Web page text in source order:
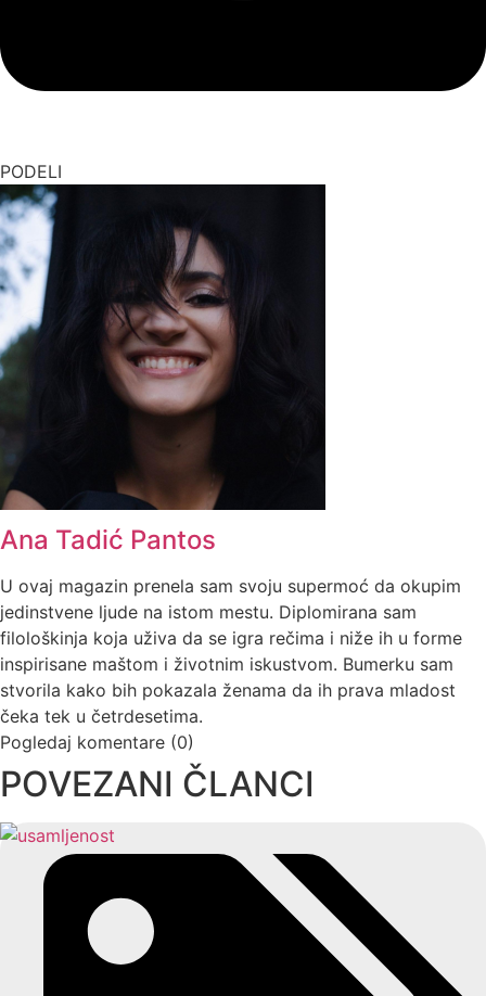
PODELI
Ana Tadić Pantos
U ovaj magazin prenela sam svoju supermoć da okupim
jedinstvene ljude na istom mestu. Diplomirana sam
filološkinja koja uživa da se igra rečima i niže ih u forme
inspirisane maštom i životnim iskustvom. Bumerku sam
stvorila kako bih pokazala ženama da ih prava mladost
čeka tek u četrdesetima.
Pogledaj komentare (0)
POVEZANI ČLANCI